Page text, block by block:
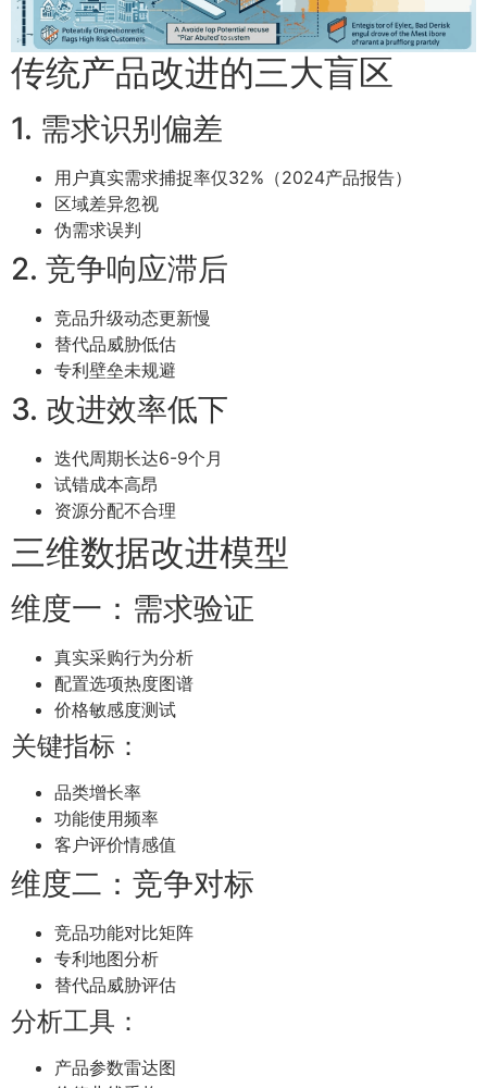
传统产品改进的三大盲区
1. 需求识别偏差
用户真实需求捕捉率仅32%（2024产品报告）
区域差异忽视
伪需求误判
2. 竞争响应滞后
竞品升级动态更新慢
替代品威胁低估
专利壁垒未规避
3. 改进效率低下
迭代周期长达6-9个月
试错成本高昂
资源分配不合理
三维数据改进模型
维度一：需求验证
真实采购行为分析
配置选项热度图谱
价格敏感度测试
关键指标：
品类增长率
功能使用频率
客户评价情感值
维度二：竞争对标
竞品功能对比矩阵
专利地图分析
替代品威胁评估
分析工具：
产品参数雷达图